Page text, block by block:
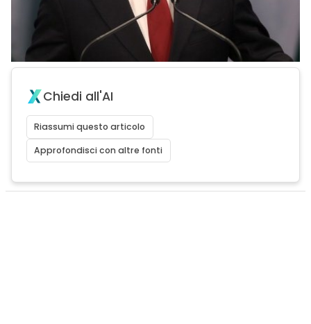
Chiedi all'AI
Riassumi questo articolo
Approfondisci con altre fonti